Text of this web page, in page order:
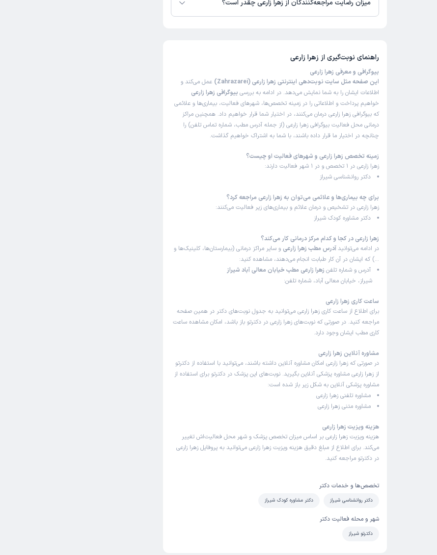
میزان رضایت مراجعه‌کنندگان از زهرا زارعی چقدر است؟
راهنمای نوبت‌گیری از زهرا زارعی
بیوگرافی و معرفی زهرا زارعی
این صفحه مثل سایت نوبت‌دهی اینترنتی زهرا زارعی (Zahrazarei)
عمل می‌کند و
اطلاعات ایشان را به شما نمایش می‌دهد. در ادامه به بررسی بیوگرافی زهرا زارعی
خواهیم پرداخت و اطلاعاتی را در زمینه تخصص‌ها، شهرهای فعالیت، بیماری‌ها و علائمی
که بیوگرافی زهرا زارعی درمان می‌کنند، در اختیار شما قرار خواهیم داد. همچنین مراکز
درمانی محل فعالیت بیوگرافی زهرا زارعی (از جمله آدرس مطب، شماره تماس تلفن) را
چنانچه در اختیار ما قرار داده باشند، با شما به اشتراک خواهیم گذاشت.
زمینه تخصص زهرا زارعی و شهرهای فعالیت او چیست؟
زهرا زارعی در 1 تخصص و در 1 شهر فعالیت دارند:
دکتر روانشناسی شیراز
برای چه بیماری‌ها و علائمی می‌توان به زهرا زارعی مراجعه کرد؟
زهرا زارعی در تشخیص و درمان علائم و بیماری‌های زیر فعالیت می‌کنند:
دکتر مشاوره کودک شیراز
زهرا زارعی در کجا و کدام مرکز درمانی کار می‌کند؟
در ادامه می‌توانید آدرس مطب زهرا زارعی و سایر مراکز درمانی (بیمارستان‌ها، کلینیک‌ها و
…) که ایشان در آن کار طبابت انجام می‌دهند، مشاهده کنید:
آدرس و شماره تلفن زهرا زارعی مطب خیابان معالی آباد شیراز
شیراز، خیابان معالی آباد، شماره تلفن:
ساعت کاری زهرا زارعی
برای اطلاع از ساعت کاری زهرا زارعی می‌توانید به جدول نوبت‌های دکتر در همین صفحه
مراجعه کنید. در صورتی که نوبت‌های زهرا زارعی در دکترتو باز باشد، امکان مشاهده ساعت
کاری مطب ایشان وجود دارد.
مشاوره آنلاین زهرا زارعی
در صورتی که زهرا زارعی امکان مشاوره آنلاین داشته باشند، می‌توانید با استفاده از دکترتو
از زهرا زارعی مشاوره پزشکی آنلاین بگیرید. نوبت‌های این پزشک در دکترتو برای استفاده از
مشاوره پزشکی آنلاین به شکل زیر باز شده است:
مشاوره تلفنی زهرا زارعی
مشاوره متنی زهرا زارعی
هزینه ویزیت زهرا زارعی
هزینه ویزیت زهرا زارعی بر اساس میزان تخصص پزشک و شهر محل فعالیت‌اش تغییر
می‌کند. برای اطلاع از مبلغ دقیق هزینه ویزیت زهرا زارعی می‌توانید به پروفایل زهرا زارعی
در دکترتو مراجعه کنید.
تخصص‌ها و خدمات دکتر
دکتر روانشناسی شیراز دکتر مشاوره کودک شیراز
شهر و محله فعالیت دکتر
دکترتو شیراز